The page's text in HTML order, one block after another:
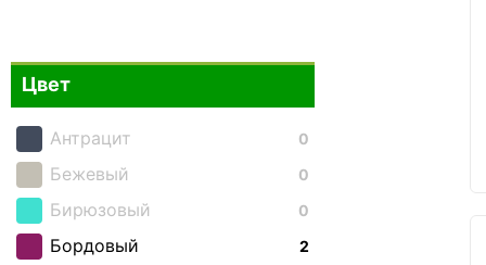
Airtex
Цвет
0
Антрацит
0
Бежевый
0
Бирюзовый
2
Бордовый